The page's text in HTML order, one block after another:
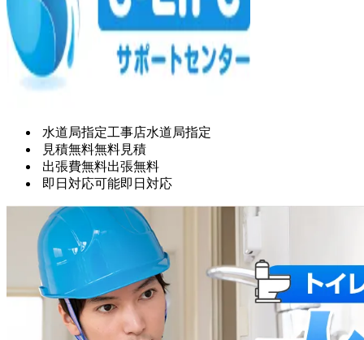
水道局指定工事店水道局指定
見積無料無料見積
出張費無料出張無料
即日対応可能即日対応